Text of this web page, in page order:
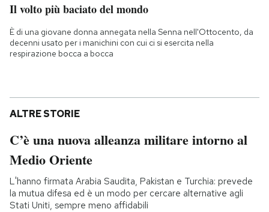
Il volto più baciato del mondo
È di una giovane donna annegata nella Senna nell'Ottocento, da
decenni usato per i manichini con cui ci si esercita nella
respirazione bocca a bocca
ALTRE STORIE
C’è una nuova alleanza militare intorno al
Medio Oriente
L'hanno firmata Arabia Saudita, Pakistan e Turchia: prevede
la mutua difesa ed è un modo per cercare alternative agli
Stati Uniti, sempre meno affidabili